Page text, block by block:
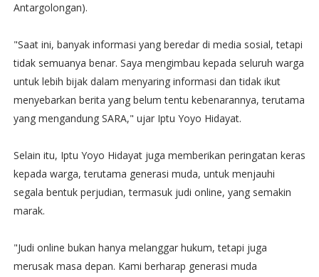
Antargolongan).
"Saat ini, banyak informasi yang beredar di media sosial, tetapi
tidak semuanya benar. Saya mengimbau kepada seluruh warga
untuk lebih bijak dalam menyaring informasi dan tidak ikut
menyebarkan berita yang belum tentu kebenarannya, terutama
yang mengandung SARA," ujar Iptu Yoyo Hidayat.
Selain itu, Iptu Yoyo Hidayat juga memberikan peringatan keras
kepada warga, terutama generasi muda, untuk menjauhi
segala bentuk perjudian, termasuk judi online, yang semakin
marak.
"Judi online bukan hanya melanggar hukum, tetapi juga
merusak masa depan. Kami berharap generasi muda